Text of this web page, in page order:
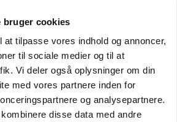
bruger cookies
at tilpasse vores indhold og annoncer,
til sociale medier og til at
Vi deler også oplysninger om din
med vores partnere inden for
og analysepartnere.
disse data med andre
03. aug.